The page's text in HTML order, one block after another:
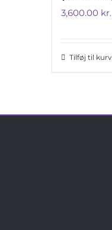
3,600.00 kr.
Tilføj til kurv